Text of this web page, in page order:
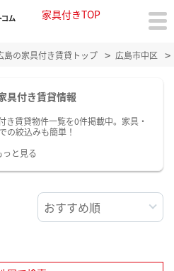
家具付きTOP
島の家具付き賃貸トップ 広島市中区
具付き賃貸情報
き賃貸物件一覧を0件掲載中。家具・
の絞込みも簡単！
っと見る